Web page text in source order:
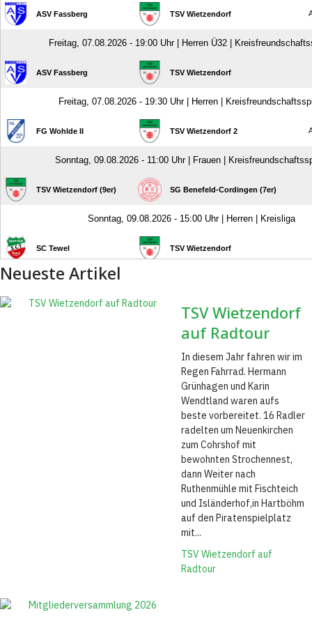
Neueste Artikel
TSV Wietzendorf
auf Radtour
In diesem Jahr fahren wir im
Regen Fahrrad. Hermann
Grünhagen und Karin
Wendtland waren aufs
beste vorbereitet. 16 Radler
radelten um Neuenkirchen
zum Cohrshof mit
bewohnten Strochennest,
dann Weiter nach
Ruthenmühle mit Fischteich
und Isländerhof,in Hartböhm
auf den Piratenspielplatz
mit...
TSV Wietzendorf auf
Radtour